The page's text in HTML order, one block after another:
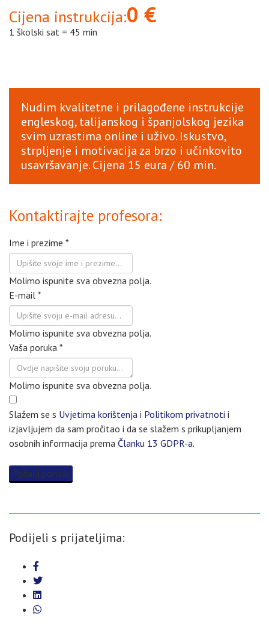
Cijena instrukcija:0 €
1 školski sat = 45 min
Nudim kvalitetne i prilagođene instrukcije
engleskog, talijanskog i španjolskog jezika
svim uzrastima online i uživo. Iskustvo,
strpljenje i motivacija za brzo i učinkovito
usavršavanje. Cijena 15 eura / 60 min.
Kontaktirajte profesora:
Ime i prezime *
Molimo ispunite sva obvezna polja.
E-mail *
Molimo ispunite sva obvezna polja.
Vaša poruka *
Molimo ispunite sva obvezna polja.
Slažem se s Uvjetima korištenja i Politikom privatnoti i
izjavljujem da sam pročitao i da se slažem s prikupljanjem
osobnih informacija prema Članku 13 GDPR-a.
Pošalji poruku
Podijeli s prijateljima: